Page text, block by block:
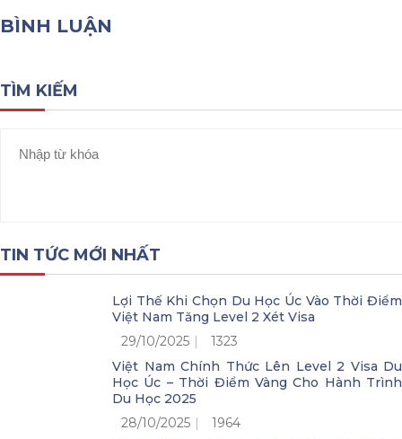
BÌNH LUẬN
TÌM KIẾM
TIN TỨC MỚI NHẤT
Lợi Thế Khi Chọn Du Học Úc Vào Thời Điểm
Việt Nam Tăng Level 2 Xét Visa
29/10/2025
1323
Việt Nam Chính Thức Lên Level 2 Visa Du
Học Úc – Thời Điểm Vàng Cho Hành Trình
Du Học 2025
28/10/2025
1964